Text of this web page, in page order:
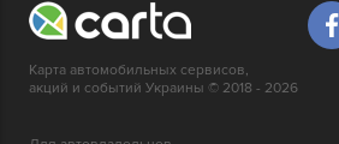
Карта автомобильных сервисов,
акций и событий Украины © 2018 - 2026